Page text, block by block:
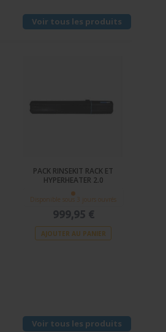
Voir tous les produits
PACK RINSEKIT RACK ET
HYPERHEATER 2.0
Disponible sous 3 jours ouvrés
999,95 €
AJOUTER AU PANIER
Voir tous les produits